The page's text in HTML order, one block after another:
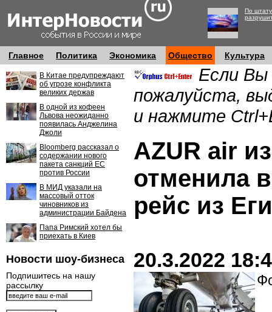
По
Главное Политика Экономика Общество Культура
В Китае предупреждают
об угрозе конфликта
великих держав
В одной из кофеен
Львова неожиданно
появилась Анджелина
Джоли
Bloomberg рассказал о
содержании нового
пакета санкций ЕС
против России
В МИД указали на
массовый отток
чиновников из
администрации Байдена
Папа Римский хотел бы
приехать в Киев
Новости шоу-бизнеса
Подпишитесь на нашу
рассылку
Если Вы
пожалуйста,
и нажмите
AZUR air
отменила
рейс из
20.3.2022